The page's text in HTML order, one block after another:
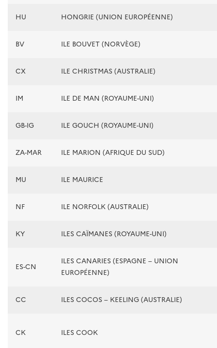
HU HONGRIE (UNION EUROPÉENNE)
BV ILE BOUVET (NORVÈGE)
CX ILE CHRISTMAS (AUSTRALIE)
IM ILE DE MAN (ROYAUME-UNI)
GB-IG ILE GOUCH (ROYAUME-UNI)
ZA-MAR ILE MARION (AFRIQUE DU SUD)
MU ILE MAURICE
NF ILE NORFOLK (AUSTRALIE)
KY ILES CAÏMANES (ROYAUME-UNI)
ES-CN
ILES CANARIES (ESPAGNE – UNION
EUROPÉENNE)
CC ILES COCOS – KEELING (AUSTRALIE)
CK ILES COOK